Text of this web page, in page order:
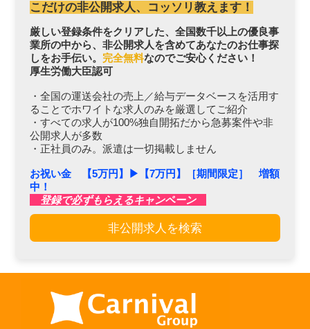
こだけの非公開求人、コッソリ教えます！
厳しい登録条件をクリアした、全国数千以上の優良事
業所の中から、非公開求人を含めてあなたのお仕事探
しをお手伝い。 完全無料なのでご安心ください！
厚生労働大臣認可
・全国の運送会社の売上／給与データベースを活用す
ることでホワイトな求人のみを厳選してご紹介
・すべての求人が100%独自開拓だから急募案件や非
公開求人が多数
・正社員のみ。派遣は一切掲載しません
お祝い金 【5万円】▶︎【7万円】［期間限定］ 増額
中！
登録で必ずもらえるキャンペーン
非公開求人を検索